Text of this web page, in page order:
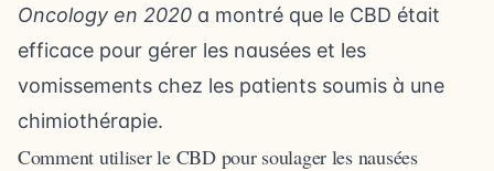
Oncology en 2020 a montré que le CBD était
efficace pour gérer les nausées et les
vomissements chez les patients soumis à une
chimiothérapie.
Comment utiliser le CBD pour soulager les nausées